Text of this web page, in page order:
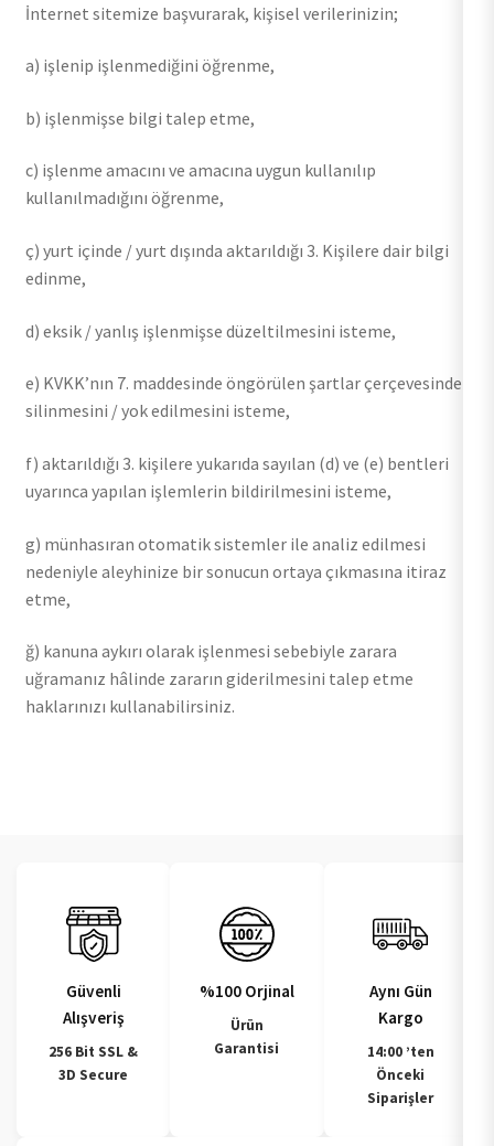
İnternet sitemize başvurarak, kişisel verilerinizin;
a) işlenip işlenmediğini öğrenme,
b) işlenmişse bilgi talep etme,
c) işlenme amacını ve amacına uygun kullanılıp
kullanılmadığını öğrenme,
ç) yurt içinde / yurt dışında aktarıldığı 3. Kişilere dair bilgi
edinme,
d) eksik / yanlış işlenmişse düzeltilmesini isteme,
e) KVKK’nın 7. maddesinde öngörülen şartlar çerçevesinde
silinmesini / yok edilmesini isteme,
f) aktarıldığı 3. kişilere yukarıda sayılan (d) ve (e) bentleri
uyarınca yapılan işlemlerin bildirilmesini isteme,
g) münhasıran otomatik sistemler ile analiz edilmesi
nedeniyle aleyhinize bir sonucun ortaya çıkmasına itiraz
etme,
ğ) kanuna aykırı olarak işlenmesi sebebiyle zarara
uğramanız hâlinde zararın giderilmesini talep etme
haklarınızı kullanabilirsiniz.
Güvenli
Alışveriş
256 Bit SSL &
3D Secure
%100 Orjinal
Ürün
Garantisi
Aynı Gün
Kargo
14:00 ’ten
Önceki
Siparişler